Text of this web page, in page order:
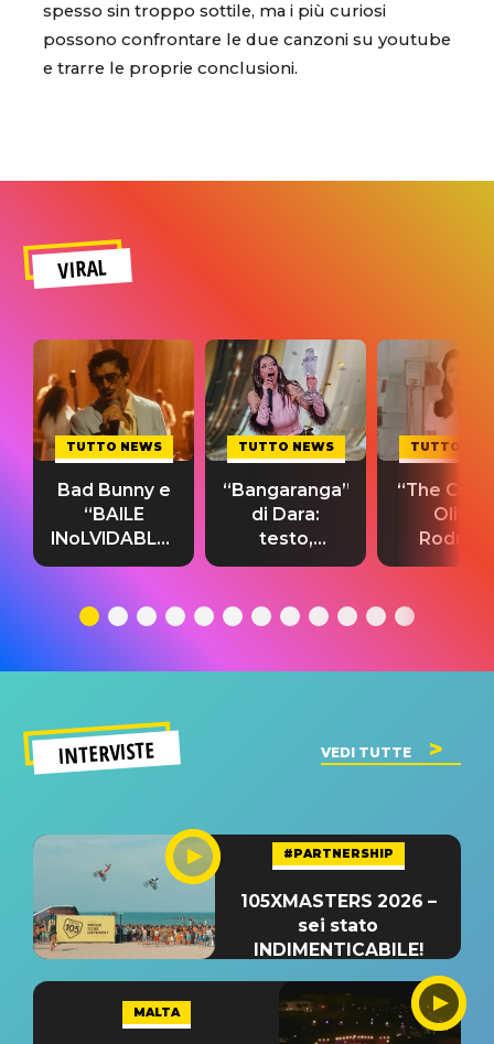
spesso sin troppo sottile, ma i più curiosi
possono confrontare le due canzoni su youtube
e trarre le proprie conclusioni.
VIRAL
TUTTO NEWS
Bad Bunny e
“BAILE
INoLVIDABLE”:
testo,
significato
TUTTO NEWS
“Bangaranga”
di Dara:
testo,
traduzione e
del singolo
TUTTO
“The
Olivia
testo,
INTERVISTE VEDI TUTTE
#PARTNERSHIP
105XMASTERS 2026 –
sei stato
INDIMENTICABILE!
MALTA